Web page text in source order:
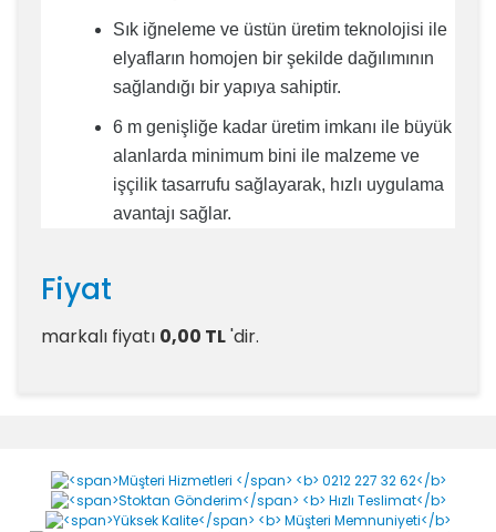
Sık iğneleme ve üstün üretim teknolojisi ile
elyafların homojen bir şekilde dağılımının
sağlandığı bir yapıya sahiptir.
6 m genişliğe kadar üretim imkanı ile büyük
alanlarda minimum bini ile malzeme ve
işçilik tasarrufu sağlayarak, hızlı uygulama
avantajı sağlar.
Fiyat
markalı fiyatı 0,00 TL'dir.
Bu ürüne ilk yorumu siz yapın!